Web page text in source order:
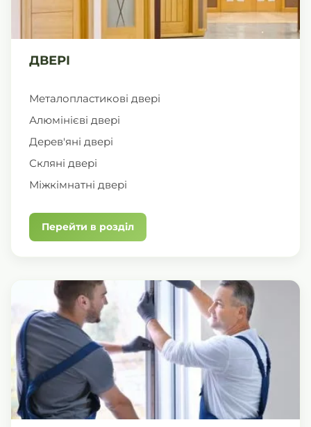
ДВЕРІ
Металопластикові двері
Алюмінієві двері
Дерев'яні двері
Скляні двері
Міжкімнатні двері
Перейти в розділ